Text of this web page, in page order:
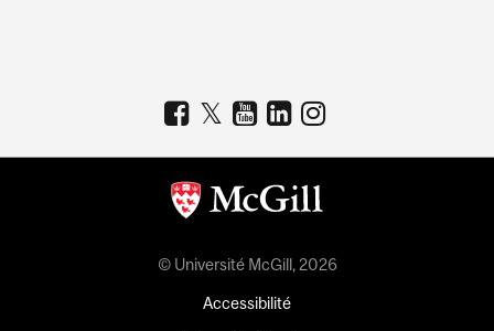
© Université McGill, 2026
Accessibilité